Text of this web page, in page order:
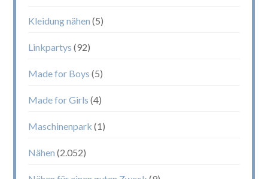
Kleidung nähen (5)
Linkpartys (92)
Made for Boys (5)
Made for Girls (4)
Maschinenpark (1)
Nähen (2.052)